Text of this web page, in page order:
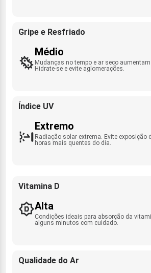
Gripe e Resfriado
Médio
Mudanças no tempo e ar seco
Hidrate-se e evite aglomerações.
Índice UV
Extremo
Radiação solar extrema. Evite exposição
horas mais quentes do dia.
Vitamina D
Alta
Condições ideais para absorção da
alguns minutos com cuidado.
Qualidade do Ar